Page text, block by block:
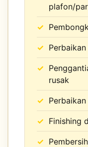
plafon/
rusak
Finishing